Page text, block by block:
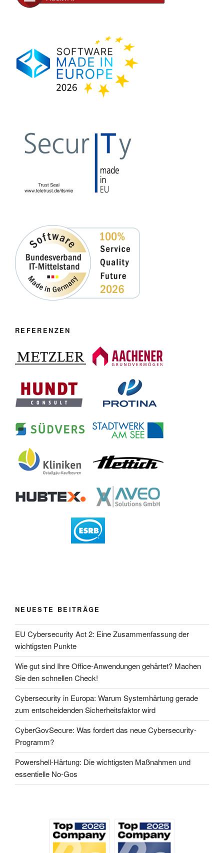
REFERENZEN
NEUESTE BEITRÄGE
EU Cybersecurity Act 2: Eine Zusammenfassung der
wichtigsten Punkte
Wie gut sind Ihre Office-Anwendungen gehärtet? Machen
Sie den schnellen Check!
Cybersecurity in Europa: Warum Systemhärtung gerade
zum entscheidenden Sicherheitsfaktor wird
CyberGovSecure: Was fordert das neue Cybersecurity-
Programm?
Powershell-Härtung: Die wichtigsten Maßnahmen und
essentielle No-Gos